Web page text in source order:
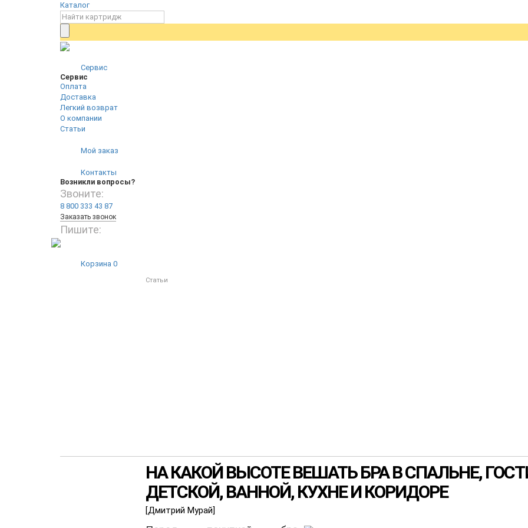
Каталог
Сервис
Сервис
Оплата
Доставка
Легкий возврат
О компании
Статьи
Мой заказ
Контакты
Возникли вопросы?
Звоните:
8 800 333 43 87
Заказать звонок
Пишите:
Корзина 0
Статьи
НА КАКОЙ ВЫСОТЕ ВЕШАТЬ БРА В СПАЛЬНЕ,
ДЕТСКОЙ, ВАННОЙ, КУХНЕ И КОРИДОРЕ
[Дмитрий Мурай]